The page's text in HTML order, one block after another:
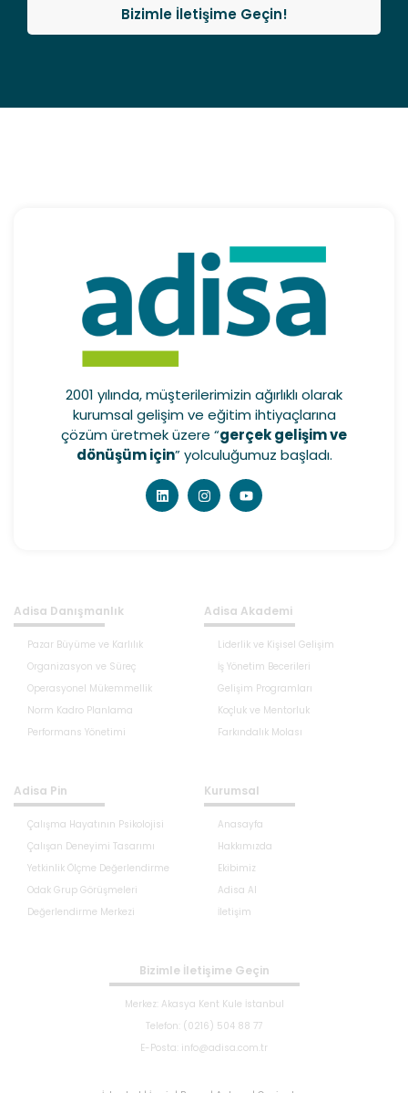
Bizimle İletişime Geçin!
2001 yılında, müşterilerimizin ağırlıklı olarak
kurumsal gelişim ve eğitim ihtiyaçlarına
çözüm üretmek üzere “gerçek gelişim ve
dönüşüm için” yolculuğumuz başladı.
Adisa Danışmanlık
Pazar Büyüme ve Karlılık
Organizasyon ve Süreç
Operasyonel Mükemmellik
Norm Kadro Planlama
Performans Yönetimi
Adisa Akademi
Liderlik ve Kişisel Gelişim
İş Yönetim Becerileri
Gelişim Programları
Koçluk ve Mentorluk
Farkındalık Molası
Adisa Pin
Çalışma Hayatının Psikolojisi
Çalışan Deneyimi Tasarımı
Yetkinlik Ölçme Değerlendirme
Odak Grup Görüşmeleri
Değerlendirme Merkezi
Kurumsal
Anasayfa
Hakkımızda
Ekibimiz
Adisa AI
İletişim
Bizimle İletişime Geçin
Merkez: Akasya Kent Kule İstanbul
Telefon: (0216) 504 88 77
E-Posta: info@adisa.com.tr